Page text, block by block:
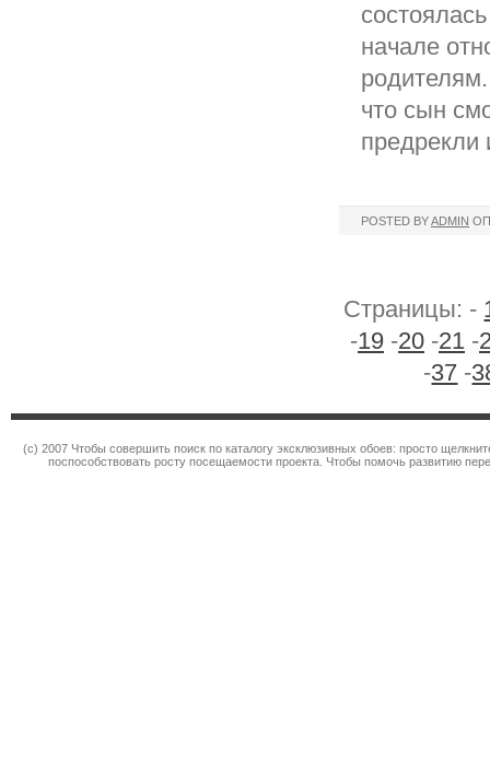
начале
что сын
предрекли
POSTED BYADMIN
Страницы: -
-19 -20 -21 -
-37 -
(c) 2007 Чтобы совершить поиск по каталогу эксклюзивных обоев: просто
поспособствовать росту посещаемости проекта. Чтобы помочь развитию